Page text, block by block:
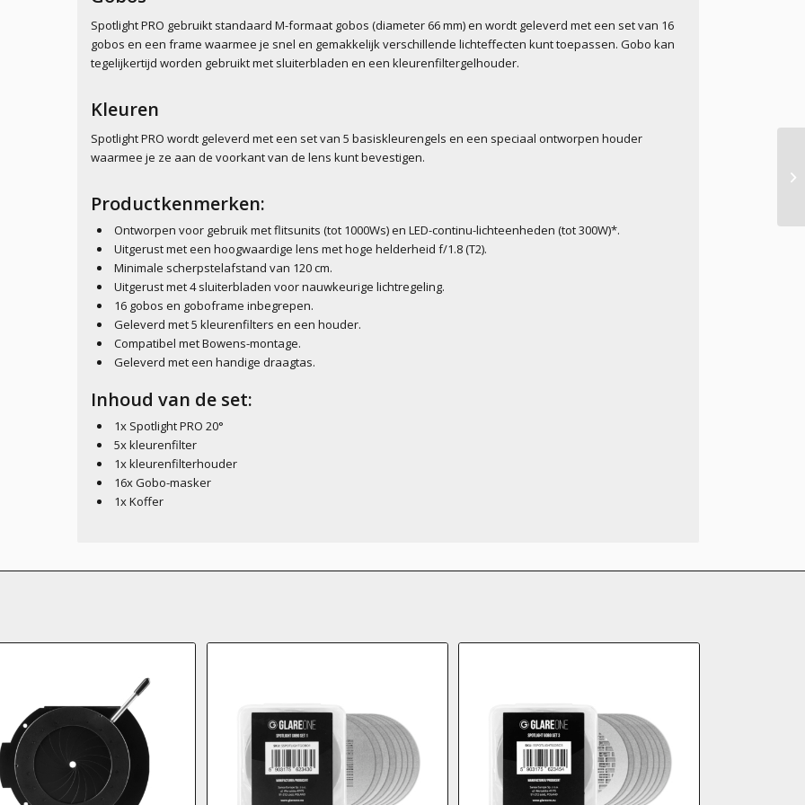
Spotlight PRO gebruikt standaard M-formaat gobos (diameter 66 mm) en wordt geleverd met een set van 16
gobos en een frame waarmee je snel en gemakkelijk verschillende lichteffecten kunt toepassen. Gobo kan
tegelijkertijd worden gebruikt met sluiterbladen en een kleurenfiltergelhouder.
Kleuren
Spotlight PRO wordt geleverd met een set van 5 basiskleurengels en een speciaal ontworpen houder
waarmee je ze aan de voorkant van de lens kunt bevestigen.
Productkenmerken:
Ontworpen voor gebruik met flitsunits (tot 1000Ws) en LED-continu-lichteenheden (tot 300W)*.
Uitgerust met een hoogwaardige lens met hoge helderheid f/1.8 (T2).
Minimale scherpstelafstand van 120 cm.
Uitgerust met 4 sluiterbladen voor nauwkeurige lichtregeling.
16 gobos en goboframe inbegrepen.
Geleverd met 5 kleurenfilters en een houder.
Compatibel met Bowens-montage.
Geleverd met een handige draagtas.
Inhoud van de set:
1x Spotlight PRO 20°
5x kleurenfilter
1x kleurenfilterhouder
16x Gobo-masker
1x Koffer